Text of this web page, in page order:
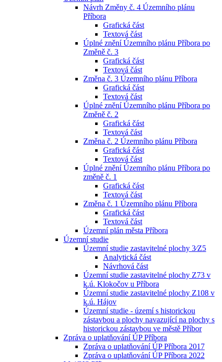
Návrh Změny č. 4 Územního plánu
Příbora
Grafická část
Textová část
Úplné znění Územního plánu Příbora po
Změně č. 3
Grafická část
Textová část
Změna č. 3 Územního plánu Příbora
Grafická část
Textová část
Úplné znění Územního plánu Příbora po
Změně č. 2
Grafická část
Textová část
Změna č. 2 Územního plánu Příbora
Grafická část
Textová část
Úplné znění Územního plánu Příbora po
změně č. 1
Grafická část
Textová část
Změna č. 1 Územního plánu Příbora
Grafická část
Textová část
Územní plán města Příbora
Územní studie
Územní studie zastavitelné plochy 3⁄Z5
Analytická část
Návrhová část
Územní studie zastavitelné plochy Z73 v
k.ú. Klokočov u Příbora
Územní studie zastavitelné plochy Z108 v
k.ú. Hájov
Územní studie - území s historickou
zástavbou a plochy navazující na plochy s
historickou zástavbou ve městě Příbor
Zpráva o uplatňování ÚP Příbora
Zpráva o uplatňování ÚP Příbora 2017
Zpráva o uplatňování ÚP Příbora 2022